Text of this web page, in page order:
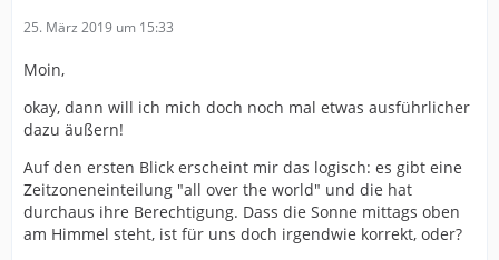
25. März 2019 um 15:33
Moin,
okay, dann will ich mich doch noch mal etwas ausführlicher
dazu äußern!
Auf den ersten Blick erscheint mir das logisch: es gibt eine
Zeitzoneneinteilung "all over the world" und die hat
durchaus ihre Berechtigung. Dass die Sonne mittags oben
am Himmel steht, ist für uns doch irgendwie korrekt, oder?